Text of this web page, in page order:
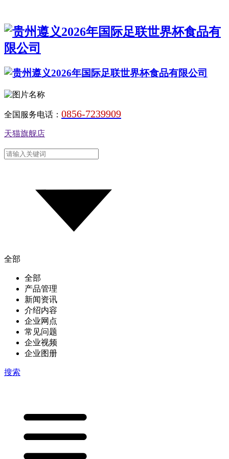
全国服务电话： 0856-7239909
天猫旗舰店
全部
全部
产品管理
新闻资讯
介绍内容
企业网点
常见问题
企业视频
企业图册
搜索